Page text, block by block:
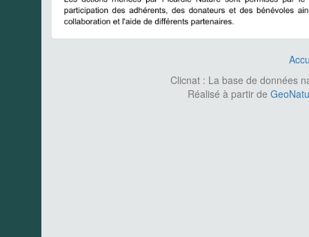
Clicnat : La base de données
Réalisé à partir de